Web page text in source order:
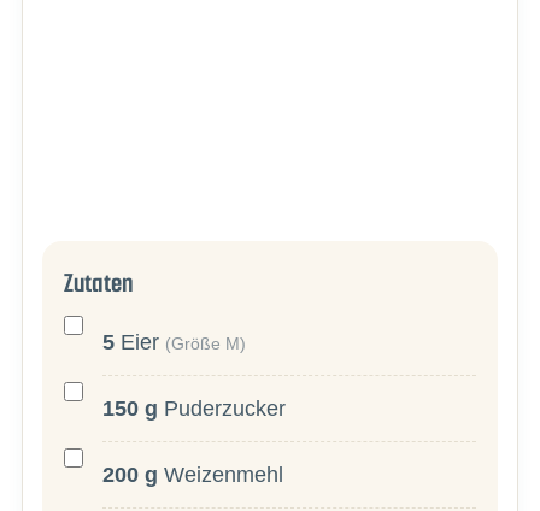
Zutaten
5 Eier (Größe M)
150 g Puderzucker
200 g Weizenmehl